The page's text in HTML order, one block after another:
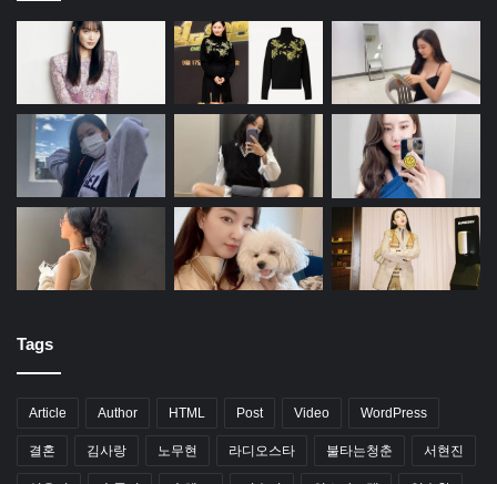
Tags
Article Author HTML Post Video WordPress
결혼 김사랑 노무현 라디오스타 불타는청춘 서현진